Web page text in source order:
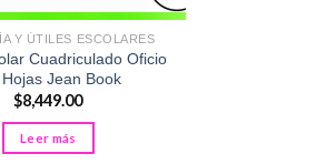
Y ÚTILES ESCOLARES
Cuadriculado Oficio
Jean Book
$8,449.00
Leer más